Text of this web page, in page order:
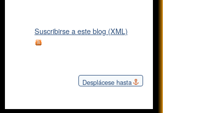
Suscribirse a este blog (XML)
Desplácese hasta